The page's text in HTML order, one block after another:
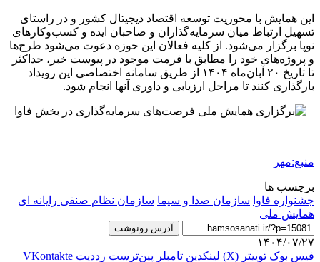
این همایش با محوریت توسعه اقتصاد دیجیتال کشور و در راستای
تسهیل ارتباط میان سرمایه‌گذاران و صاحبان ایده و کسب‌وکارهای
نوپا برگزار می‌شود. از کلیه فعالان این حوزه دعوت می‌شود طرح‌ها
و پروژه‌های خود را مطابق با فرمت موجود در پیوست خبر، حداکثر
تا تاریخ ۲۰ آبان‌ماه ۱۴۰۴ از طریق سامانه اختصاصی این رویداد
بارگذاری کنند تا مراحل ارزیابی و داوری آنها انجام شود.
منبع:مهر
برچسب ها
جشنواره فاوا سازمان صدا و سیما سازمان نظام صنفی رایانه ای
همایش ملی
آدرس رونوشت
۱۴۰۴/۰۷/۲۷
فیس بوک توییتر (X) لینکدین ‫تامبلر ‫پین‌ترست ‫رددیت ‫VKontakte